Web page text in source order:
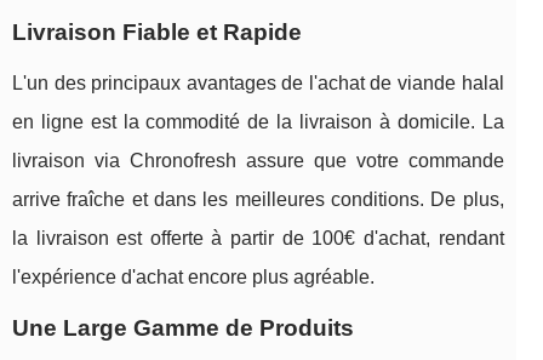
Livraison Fiable et Rapide
L'un des principaux avantages de l'achat de viande halal
en ligne est la commodité de la livraison à domicile. La
livraison via Chronofresh assure que votre commande
arrive fraîche et dans les meilleures conditions. De plus,
la livraison est offerte à partir de 100€ d'achat, rendant
l'expérience d'achat encore plus agréable.
Une Large Gamme de Produits